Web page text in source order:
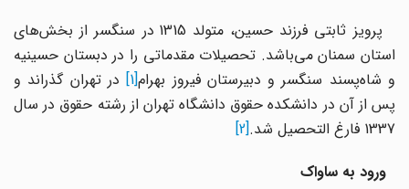
پرویز ثابتی فرزند حسین، متولد 1315 در سنگسر از بخش‌های
استان سمنان می‌باشد. تحصیلات مقدماتی را در دبستان حسینیه
و شا‌ه‌پسند سنگسر و دبیرستان فیروز بهرام[1] در تهران گذراند و
پس از آن در دانشکده حقوق دانشگاه تهران از رشته حقوق در سال
1337 فارغ التحصیل شد.
[2]
ورود به ساواک